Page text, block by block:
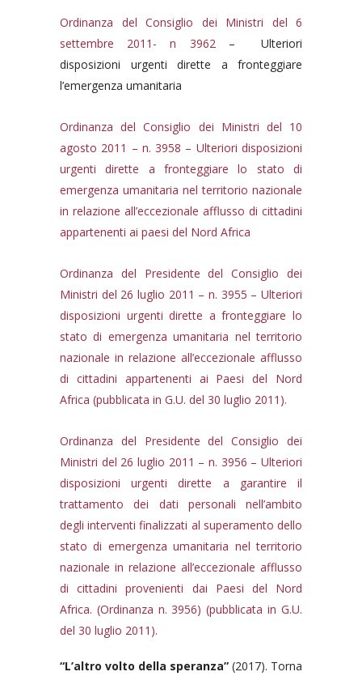
Ordinanza del Consiglio dei Ministri del 6
settembre 2011- n 3962 – Ulteriori
disposizioni urgenti dirette a fronteggiare
l’emergenza umanitaria
Ordinanza del Consiglio dei Ministri del 10
agosto 2011 – n. 3958 – Ulteriori disposizioni
urgenti dirette a fronteggiare lo stato di
emergenza umanitaria nel territorio nazionale
in relazione all’eccezionale afflusso di cittadini
appartenenti ai paesi del Nord Africa
Ordinanza del Presidente del Consiglio dei
Ministri del 26 luglio 2011 – n. 3955 – Ulteriori
disposizioni urgenti dirette a fronteggiare lo
stato di emergenza umanitaria nel territorio
nazionale in relazione all’eccezionale afflusso
di cittadini appartenenti ai Paesi del Nord
Africa (pubblicata in G.U. del 30 luglio 2011).
Ordinanza del Presidente del Consiglio dei
Ministri del 26 luglio 2011 – n. 3956 – Ulteriori
disposizioni urgenti dirette a garantire il
trattamento dei dati personali nell’ambito
degli interventi finalizzati al superamento dello
stato di emergenza umanitaria nel territorio
nazionale in relazione all’eccezionale afflusso
di cittadini provenienti dai Paesi del Nord
Africa. (Ordinanza n. 3956) (pubblicata in G.U.
del 30 luglio 2011).
“L’altro volto della speranza” (2017). Torna